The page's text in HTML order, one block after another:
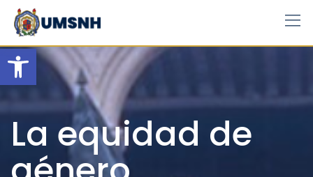
Open toolbar
Skip
content
La equidad de